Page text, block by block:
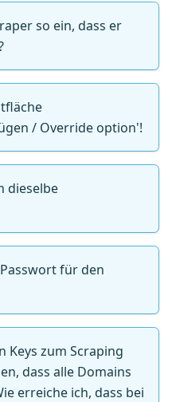
so ein, dass er
/ Override option'!
dieselbe
für den
Keys zum Scraping
dass alle Domains
erreiche ich, dass bei